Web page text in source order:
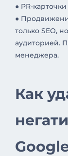
● PR-
●
только SEO,
аудиторией.
менеджера.
Как